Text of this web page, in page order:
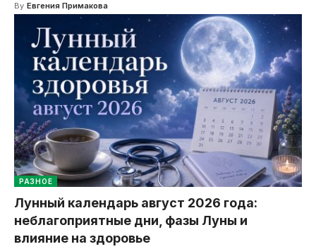
By Евгения Примакова
РАЗНОЕ
Лунный календарь август 2026 года:
неблагоприятные дни, фазы Луны и
влияние на здоровье